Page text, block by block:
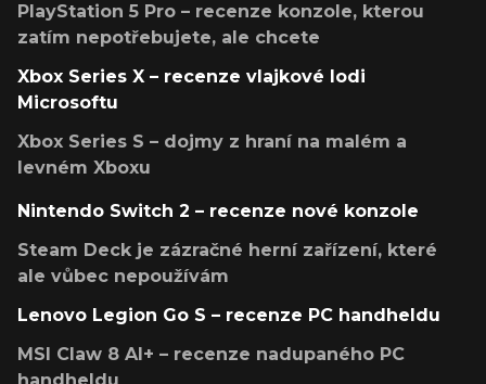
PlayStation 5 Pro – recenze konzole, kterou
zatím nepotřebujete, ale chcete
Xbox Series X – recenze vlajkové lodi
Microsoftu
Xbox Series S – dojmy z hraní na malém a
levném Xboxu
Nintendo Switch 2 – recenze nové konzole
Steam Deck je zázračné herní zařízení, které
ale vůbec nepoužívám
Lenovo Legion Go S – recenze PC handheldu
MSI Claw 8 AI+ – recenze nadupaného PC